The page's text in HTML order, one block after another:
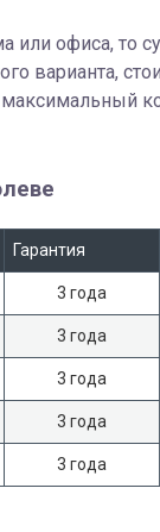
или офиса, то
варианта,
максимальный
Гарантия
3 года
3 года
3 года
3 года
3 года